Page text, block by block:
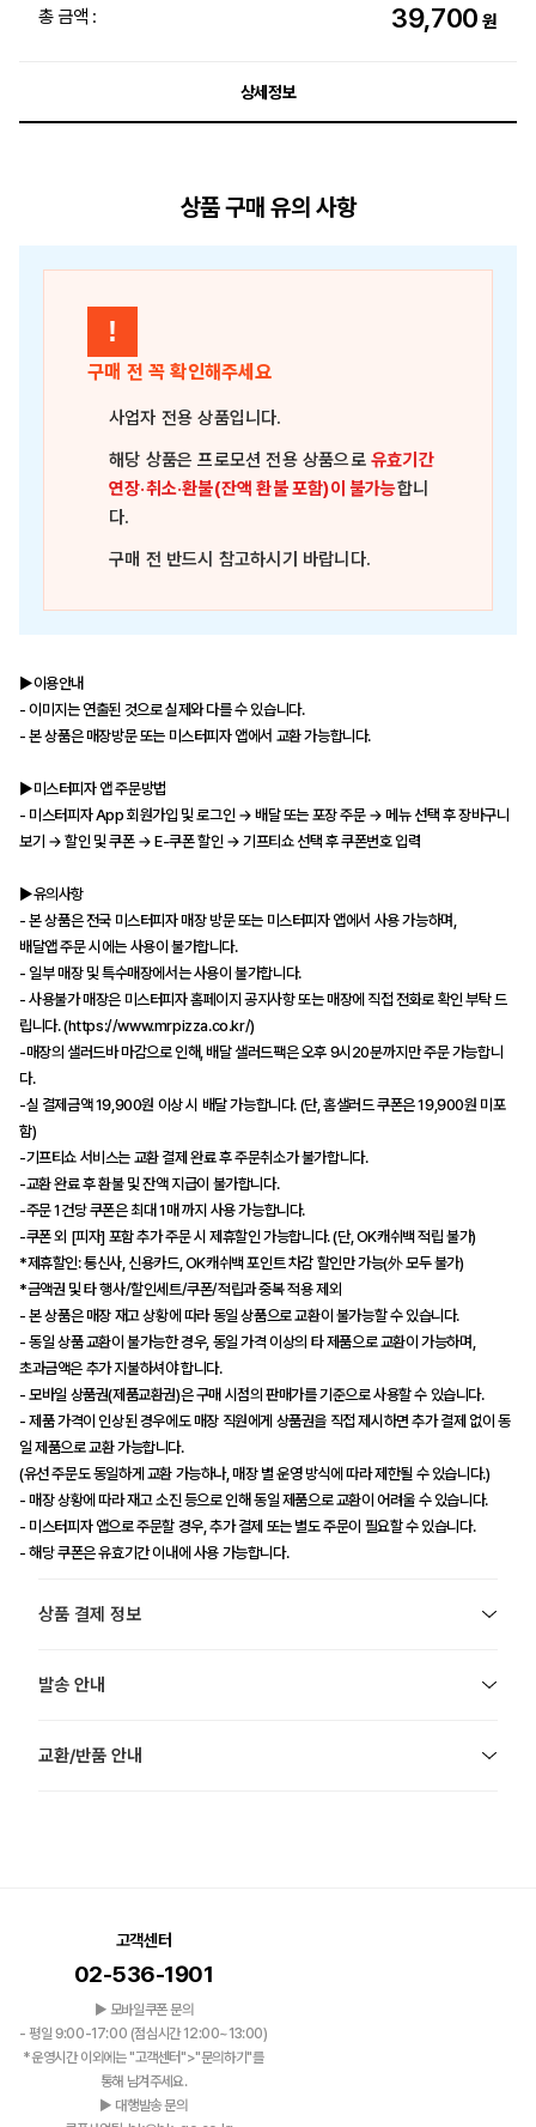
총 금액 : 39,700 원
상세정보
상품 구매 유의 사항
!
구매 전 꼭 확인해주세요
사업자 전용 상품입니다.
해당 상품은프로모션 전용 상품으로유효기간
연장·취소·환불(잔액 환불 포함)이 불가능합니
다.
구매 전 반드시 참고하시기 바랍니다.
▶이용안내
- 이미지는 연출된 것으로 실제와 다를 수 있습니다.
- 본 상품은 매장방문 또는 미스터피자 앱에서 교환 가능합니다.
▶미스터피자 앱 주문방법
- 미스터피자 App 회원가입 및 로그인 → 배달 또는 포장 주문 → 메뉴 선택 후 장바구니
보기 → 할인 및 쿠폰 → E-쿠폰 할인 → 기프티쇼 선택 후 쿠폰번호 입력
▶유의사항
- 본 상품은 전국 미스터피자 매장 방문 또는 미스터피자 앱에서 사용 가능하며,
배달앱 주문 시에는 사용이 불가합니다.
- 일부 매장 및 특수매장에서는 사용이 불가합니다.
- 사용불가 매장은 미스터피자 홈페이지 공지사항 또는 매장에 직접 전화로 확인 부탁 드
립니다. (https://www.mrpizza.co.kr/)
-매장의 샐러드바 마감으로 인해, 배달 샐러드팩은 오후 9시20분까지만 주문 가능합니
다.
-실 결제금액 19,900원 이상 시 배달 가능합니다. (단, 홈샐러드 쿠폰은 19,900원 미포
함)
-기프티쇼 서비스는 교환 결제 완료 후 주문취소가 불가합니다.
-교환 완료 후 환불 및 잔액 지급이 불가합니다.
-주문 1건당 쿠폰은 최대 1매 까지 사용 가능합니다.
-쿠폰 외 [피자] 포함 추가 주문 시 제휴할인 가능합니다. (단, OK캐쉬백 적립 불가)
*제휴할인: 통신사, 신용카드, OK캐쉬백 포인트 차감 할인만 가능(外 모두 불가)
*금액권 및 타 행사/할인세트/쿠폰/적립과 중복 적용 제외
- 본 상품은 매장 재고 상황에 따라 동일 상품으로 교환이 불가능할 수 있습니다.
- 동일 상품 교환이 불가능한 경우, 동일 가격 이상의 타 제품으로 교환이 가능하며,
초과금액은 추가 지불하셔야 합니다.
- 모바일 상품권(제품교환권)은 구매 시점의 판매가를 기준으로 사용할 수 있습니다.
- 제품 가격이 인상된 경우에도 매장 직원에게 상품권을 직접 제시하면 추가 결제 없이 동
일 제품으로 교환 가능합니다.
(유선 주문도 동일하게 교환 가능하나, 매장 별 운영 방식에 따라 제한될 수 있습니다.)
- 매장 상황에 따라 재고 소진 등으로 인해 동일 제품으로 교환이 어려울 수 있습니다.
- 미스터피자 앱으로 주문할 경우, 추가 결제 또는 별도 주문이 필요할 수 있습니다.
- 해당 쿠폰은 유효기간 이내에 사용 가능합니다.
상품 결제 정보
발송 안내
교환/반품 안내
고객센터
02-536-1901
▶ 모바일쿠폰 문의
- 평일 9:00-17:00 (점심시간 12:00~13:00)
*운영시간 이외에는 "고객센터">"문의하기"를
통해 남겨주세요.
▶ 대행발송 문의